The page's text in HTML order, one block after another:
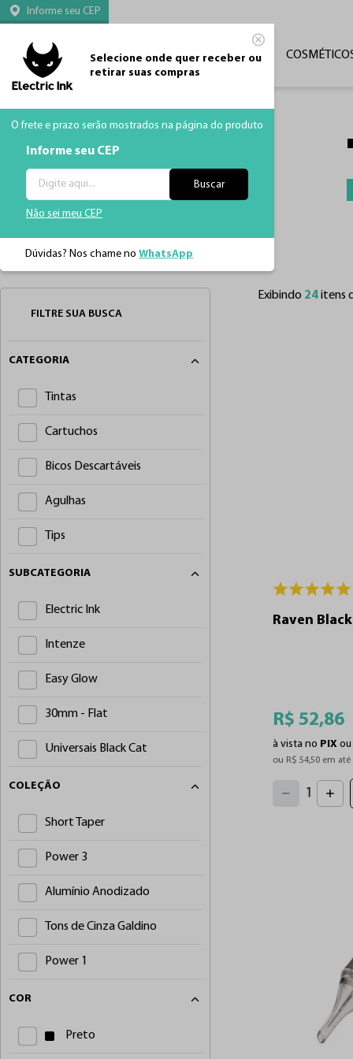
Informe seu CEP
Selecione onde quer receber ou
retirar suas compras
O frete e prazo serão mostrados na página do produto
Informe seu CEP
Buscar
Não sei meu CEP
Dúvidas? Nos chame no WhatsApp
CATEGORIAS TATUAGEM MÁQUINAS
Página Inicial Tatuagem
FILTRE SUA BUSCA
CATEGORIA
Tintas
Cartuchos
Bicos Descartáveis
Agulhas
Tips
Fontes
Biossegurança
Grips
Peças e Acessórios
Canetas Freehand
Cabos e Clip Cord
Batoques
SUBCATEGORIA
Electric Ink
Intenze
Easy Glow
30mm - Flat
Universais Black Cat
Universais Pro
Universais Super Sharp
Black Cat
Long Tip (Sem Grip)
Mini Tip
Pro Tip
COLEÇÃO
Short Taper
Power 3
Alumínio Anodizado
Tons de Cinza Galdino
Power 1
Bobtail Wireless
COR
Preto
Exibindo 24itens
Raven Black
R$ 52,86
à vista no PIX ou
ou R$ 54,50 em até
1